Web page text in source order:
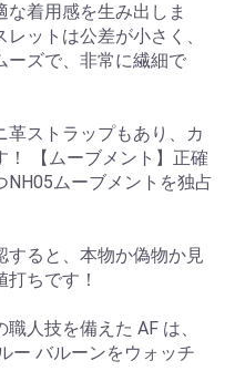
着用感を生み出しま
ットは公差が小さく、
ーズで、非常に繊細で
ストラップもあり、カ
！ 【ムーブメント】正確
NH05ムーブメントを独占
すると、本物か偽物か見
ちです！
人技を備えた AF は、
ー バルーンをウォッチ